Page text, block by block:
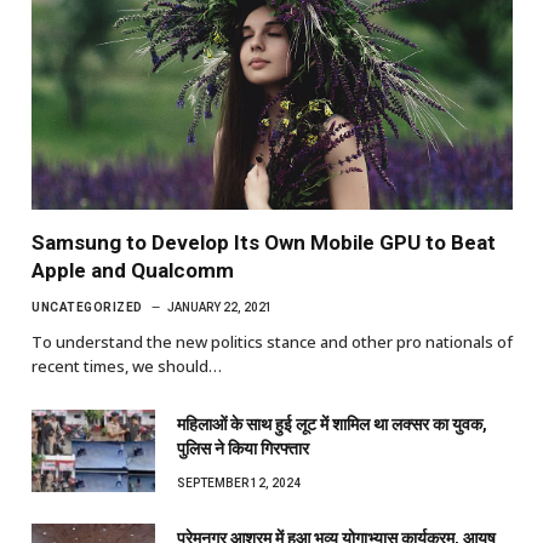
Samsung to Develop Its Own Mobile GPU to Beat
Apple and Qualcomm
UNCATEGORIZED JANUARY 22, 2021
To understand the new politics stance and other pro nationals of
recent times, we should…
महिलाओं के साथ हुई लूट में शामिल था लक्सर का युवक,
पुलिस ने किया गिरफ्तार
SEPTEMBER 12, 2024
प्रेमनगर आश्रम में हुआ भव्य योगाभ्यास कार्यक्रम, आयुष